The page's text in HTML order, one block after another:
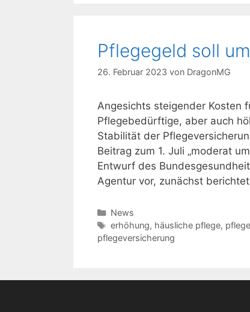
Pflegegeld soll
26. Februar 2023 von DragonMG
Angesichts steigender Kosten
Pflegebedürftige, aber auch
Stabilität der
Beitrag zum 1. Juli „moderat
Entwurf des
Agentur vor, zunächst
Kategorien
News
Schlagwörter
erhöhung, häusliche pflege, pflege
pflegeversicherung